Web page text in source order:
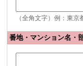
（全角文字）例：東京
番地・マンション名・